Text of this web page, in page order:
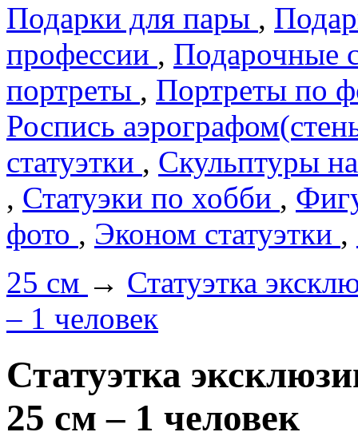
Подарки для пары ,
профеcсии , Подарочные
портреты , Портреты по
Роспись
статуэтки , Скульптуры
, Статуэки по хобби ,
фото , Эконом статуэтки ,
25 см → Статуэтка
– 1 человек
Статуэтка
25 см – 1 человек